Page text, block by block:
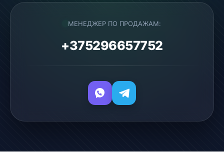
МЕНЕДЖЕР ПО ПРОДАЖАМ:
+375296657752